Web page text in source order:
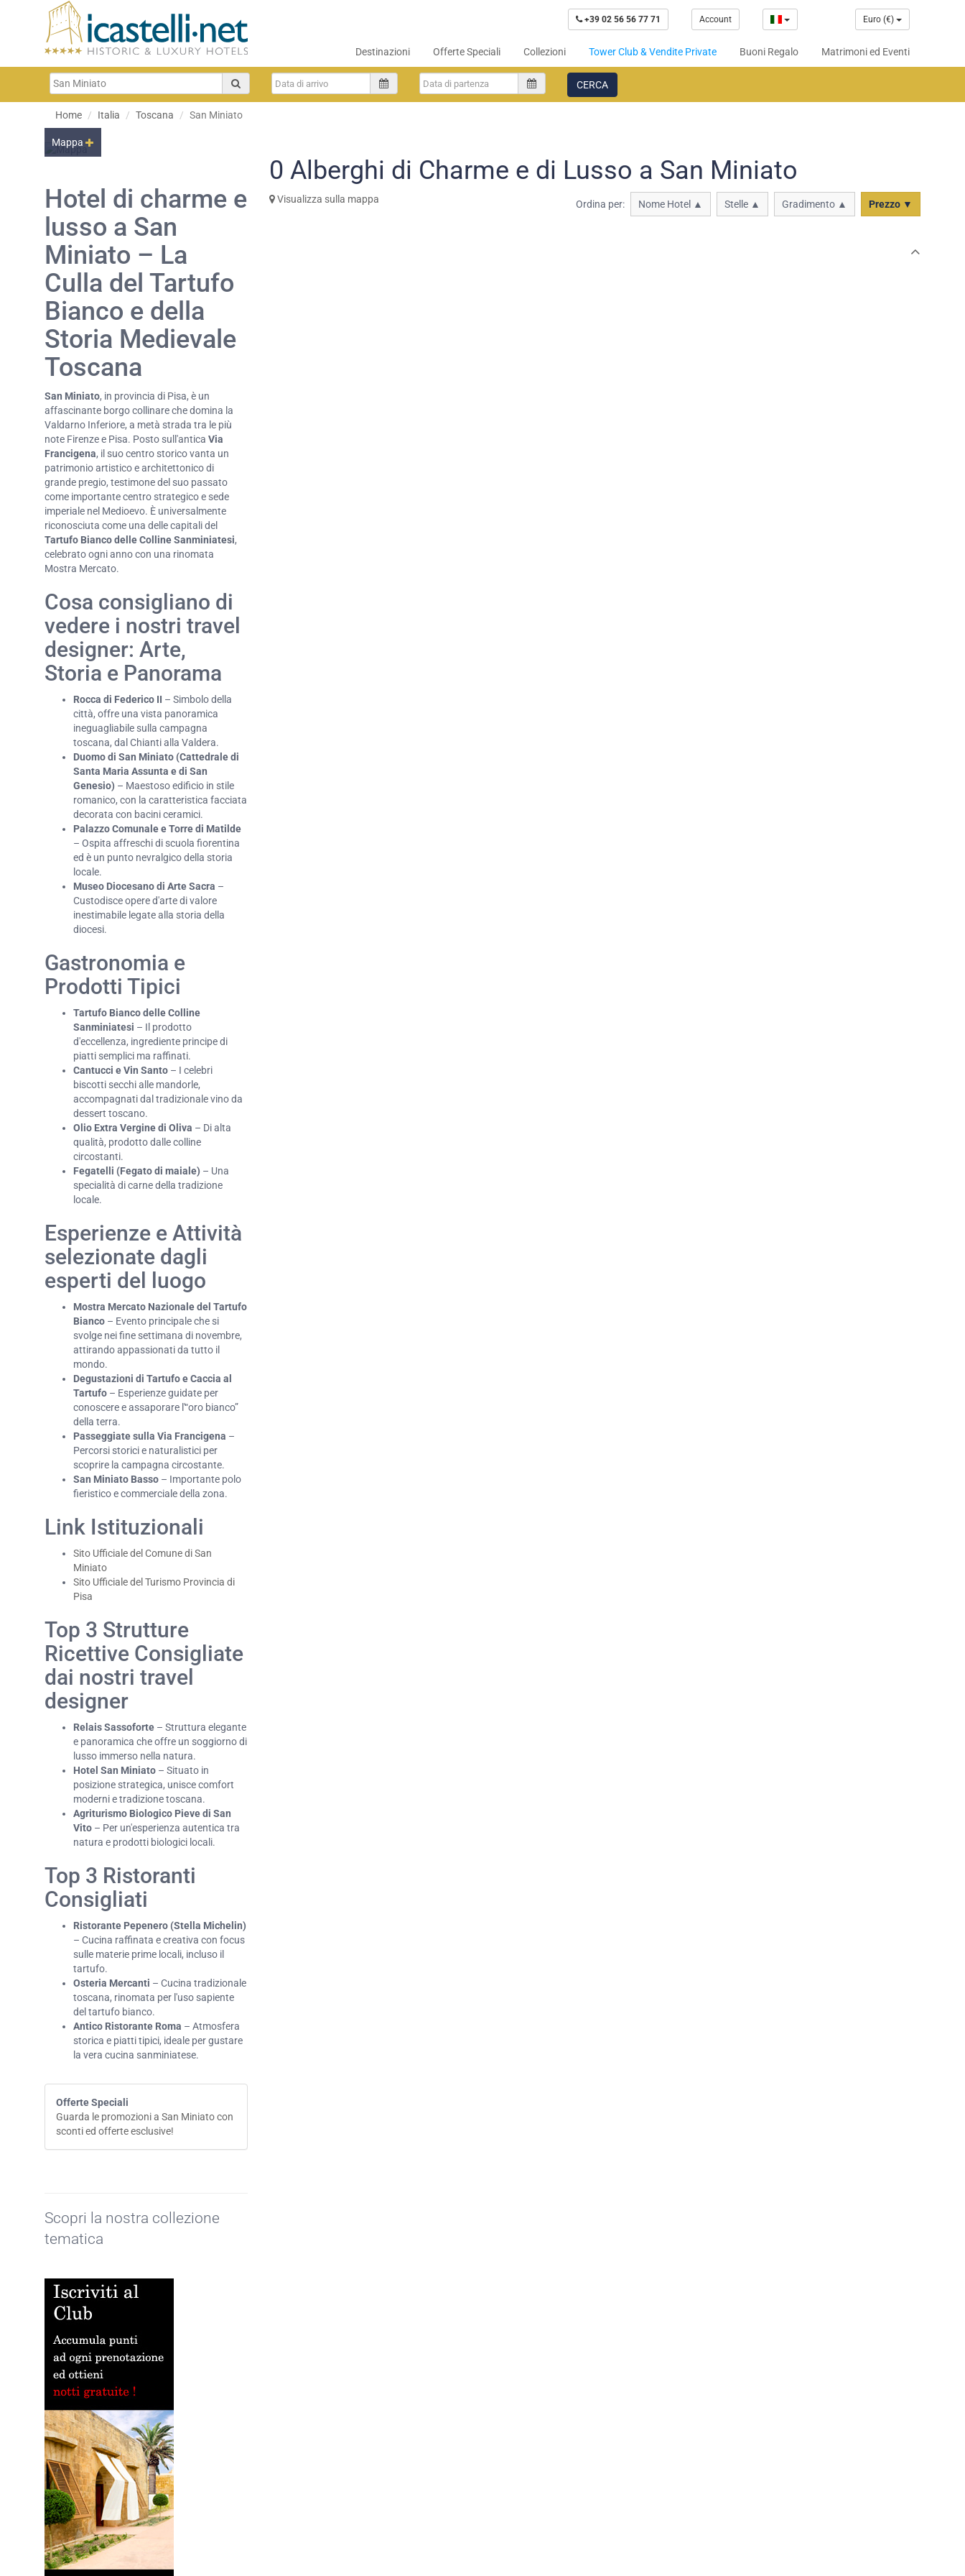
+39 02 56 56 77 71 Account Euro (€)
Destinazioni Offerte Speciali Collezioni Tower Club & Vendite Private Buoni Regalo Matrimoni ed Eventi
CERCA
Home Italia Toscana San Miniato
Mappa
Hotel di charme e
lusso a San
Miniato – La
Culla del Tartufo
Bianco e della
Storia Medievale
Toscana
San Miniato, in provincia di Pisa, è un
affascinante borgo collinare che domina la
Valdarno Inferiore, a metà strada tra le più
note Firenze e Pisa. Posto sull'antica Via
Francigena, il suo centro storico vanta un
patrimonio artistico e architettonico di
grande pregio, testimone del suo passato
come importante centro strategico e sede
imperiale nel Medioevo. È universalmente
riconosciuta come una delle capitali del
Tartufo Bianco delle Colline Sanminiatesi,
celebrato ogni anno con una rinomata
Mostra Mercato.
Cosa consigliano di
vedere i nostri travel
designer: Arte,
Storia e Panorama
Rocca di Federico II – Simbolo della
città, offre una vista panoramica
ineguagliabile sulla campagna
toscana, dal Chianti alla Valdera.
Duomo di San Miniato (Cattedrale di
Santa Maria Assunta e di San
Genesio) – Maestoso edificio in stile
romanico, con la caratteristica facciata
decorata con bacini ceramici.
Palazzo Comunale e Torre di Matilde
– Ospita affreschi di scuola fiorentina
ed è un punto nevralgico della storia
locale.
Museo Diocesano di Arte Sacra –
Custodisce opere d'arte di valore
inestimabile legate alla storia della
diocesi.
Gastronomia e
Prodotti Tipici
Tartufo Bianco delle Colline
Sanminiatesi – Il prodotto
d'eccellenza, ingrediente principe di
piatti semplici ma raffinati.
Cantucci e Vin Santo – I celebri
biscotti secchi alle mandorle,
accompagnati dal tradizionale vino da
dessert toscano.
Olio Extra Vergine di Oliva – Di alta
qualità, prodotto dalle colline
circostanti.
Fegatelli (Fegato di maiale) – Una
specialità di carne della tradizione
locale.
Esperienze e Attività
selezionate dagli
esperti del luogo
Mostra Mercato Nazionale del Tartufo
Bianco – Evento principale che si
svolge nei fine settimana di novembre,
attirando appassionati da tutto il
mondo.
Degustazioni di Tartufo e Caccia al
Tartufo – Esperienze guidate per
conoscere e assaporare l'“oro bianco”
della terra.
Passeggiate sulla Via Francigena –
Percorsi storici e naturalistici per
scoprire la campagna circostante.
San Miniato Basso – Importante polo
fieristico e commerciale della zona.
Link Istituzionali
Sito Ufficiale del Comune di San
Miniato
Sito Ufficiale del Turismo Provincia di
Pisa
Top 3 Strutture
Ricettive Consigliate
dai nostri travel
designer
Relais Sassoforte – Struttura elegante
e panoramica che offre un soggiorno di
lusso immerso nella natura.
Hotel San Miniato – Situato in
posizione strategica, unisce comfort
moderni e tradizione toscana.
Agriturismo Biologico Pieve di San
Vito – Per un'esperienza autentica tra
natura e prodotti biologici locali.
Top 3 Ristoranti
Consigliati
Ristorante Pepenero (Stella Michelin)
– Cucina raffinata e creativa con focus
sulle materie prime locali, incluso il
tartufo.
Osteria Mercanti – Cucina tradizionale
toscana, rinomata per l'uso sapiente
del tartufo bianco.
Antico Ristorante Roma – Atmosfera
storica e piatti tipici, ideale per gustare
la vera cucina sanminiatese.
Offerte Speciali
Guarda le promozioni a San Miniato con
sconti ed offerte esclusive!
Scopri la nostra collezione
tematica
0 Alberghi di Charme e di Lusso a San Miniato
Visualizza sulla mappa Ordina per: Nome Hotel ▲ Stelle ▲ Gradimento ▲ Prezzo ▼